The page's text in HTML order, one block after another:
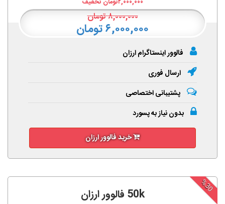
۲,۰۰۰,۰۰۰تومان تخفیف
۸,۰۰۰,۰۰۰تومان
۶,۰۰۰,۰۰۰ تومان
فالوور اینستاگرام ارزان
ارسال فوری
پشتیبانی اختصاصی
بدون نیاز به پسورد
خرید فالوور ارزان
%30
50k فالوور ارزان